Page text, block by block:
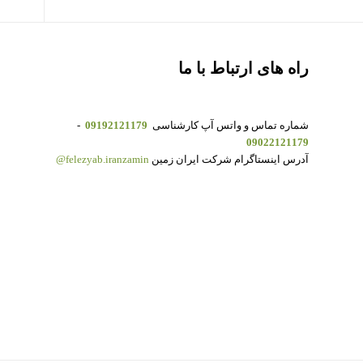
راه های ارتباط با ما
شماره تماس و واتس آپ کارشناسی 09192121179
-
09022121179
آدرس اینستاگرام شرکت ایران زمین felezyab.iranzamin@